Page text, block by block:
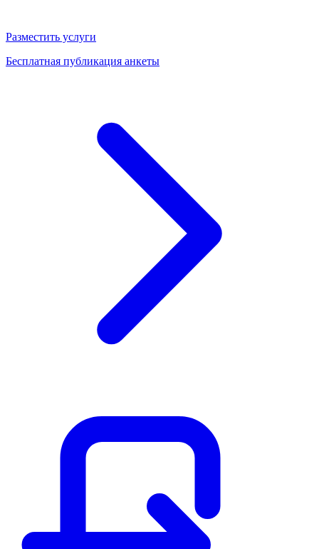
Разместить услуги
Бесплатная публикация анкеты